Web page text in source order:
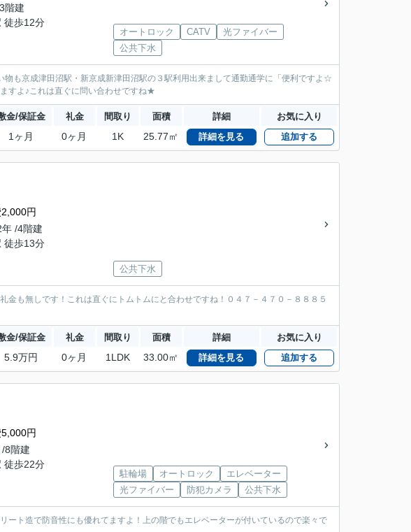
階建
徒歩12分
オートロック CATV
光ファイバー
公共下水
も京成津田沼駅・新京成新津田沼駅の３駅利用出来まして通勤通学に「便利ですよ☆
すよ♪これは直ぐに問い合わせですね★
金/保証金 礼金 間取り 面積 詳細 お気に入り
1ヶ月 0ヶ月 1K 25.77㎡ 詳細を見る 追加する
円
/4階建
徒歩13分
公共下水
も無しです！これは直ぐにトムトムにと合わせですね！０４７－４７０－８８８５
金/保証金 礼金 間取り 面積 詳細 お気に入り
5.9万円 0ヶ月 1LDK 33.00㎡ 詳細を見る 追加する
円
8階建
徒歩22分
駐輪場 オートロック
エレベーター
光ファイバー
防犯カメラ 公共下水
ート造で防音性にも優れてますよ！上の階でもエレベーターが付いているので楽々で